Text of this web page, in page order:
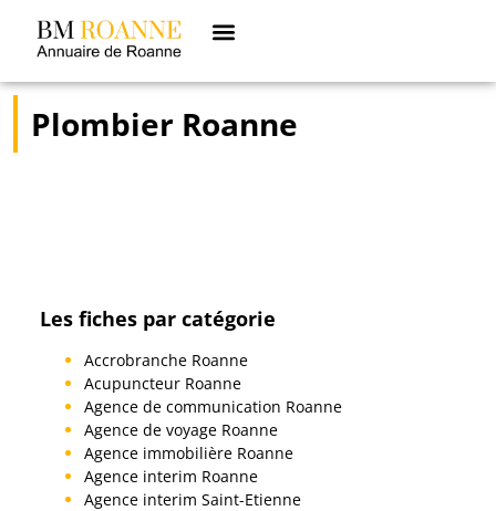
Plombier Roanne
Les fiches par catégorie
Accrobranche Roanne
Acupuncteur Roanne
Agence de communication Roanne
Agence de voyage Roanne
Agence immobilière Roanne
Agence interim Roanne
Agence interim Saint-Etienne